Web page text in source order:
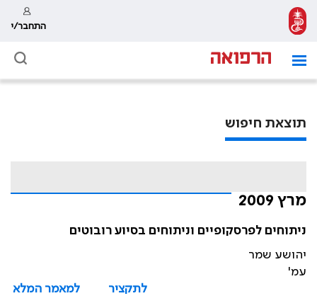
התחבר/י
תוצאת חיפוש
מרץ 2009
ניתוחים לפרסקופיים וניתוחים בסיוע רובוטים
יהושע שמר
עמ'
לתקציר
למאמר המלא